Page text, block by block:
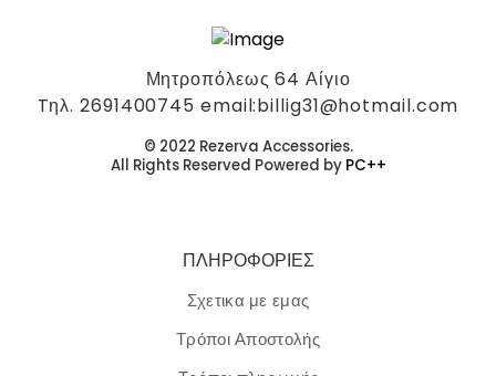
Μητροπόλεως 64 Αίγιο
Tηλ. 2691400745 email:billig31@hotmail.com
© 2022 Rezerva Accessories.
All Rights Reserved Powered by PC++
ΠΛΗΡΟΦΟΡΙΕΣ
Σχετικα με εμας
Τρόποι Αποστολής